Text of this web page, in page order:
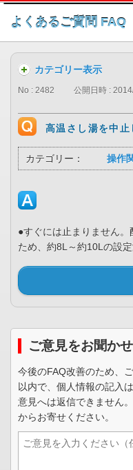
こ
よくあるご質問 FAQ
カテゴリー表示
No : 2482 公開日時 :
高温さし湯を中
カテゴリー： 操作
●すぐには止まりません
ため、約8L～約10Lの設
ご意見をお聞か
今後のFAQ改善のため、
以内で、個人情報の記入
意見へは返信できません
からお寄せください。